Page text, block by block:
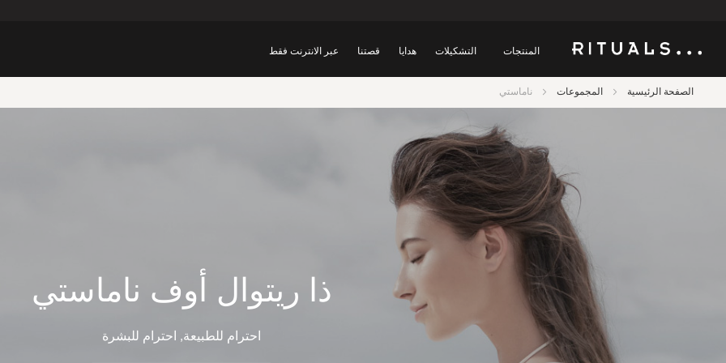
المنتجات التشكيلات هدايا قصتنا عبر الانترنت فقط
الصفحة الرئيسية المجموعات ناماستي
ذا ريتوال أوف ناماستي
احترام للطبيعة, احترام للبشرة